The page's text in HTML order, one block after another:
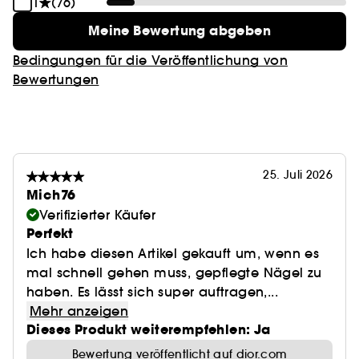
Meine Bewertung abgeben
Bedingungen für die Veröffentlichung von
Bewertungen
25. Juli 2026
Mich76
Verifizierter Käufer
Perfekt
Ich habe diesen Artikel gekauft um, wenn es
mal schnell gehen muss, gepflegte Nägel zu
haben. Es lässt sich super auftragen,...
Mehr anzeigen
Dieses Produkt weiterempfehlen: Ja
Bewertung veröffentlicht auf dior.com